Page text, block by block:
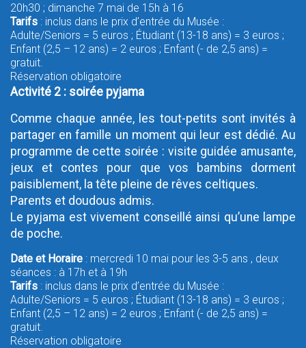
20h30 ; dimanche 7 mai de 15h à 16
Tarifs : inclus dans le prix d’entrée du Musée :
Adulte/Seniors = 5 euros ; Étudiant (13-18 ans) = 3 euros ;
Enfant (2,5 – 12 ans) = 2 euros ; Enfant (- de 2,5 ans) =
gratuit.
Réservation obligatoire
Activité 2 : soirée pyjama
Comme chaque année, les tout-petits sont invités à
partager en famille un moment qui leur est dédié. Au
programme de cette soirée : visite guidée amusante,
jeux et contes pour que vos bambins dorment
paisiblement, la tête pleine de rêves celtiques.
Parents et doudous admis.
Le pyjama est vivement conseillé ainsi qu’une lampe
de poche.
Date et Horaire : mercredi 10 mai pour les 3-5 ans , deux
séances : à 17h et à 19h
Tarifs : inclus dans le prix d’entrée du Musée :
Adulte/Seniors = 5 euros ; Étudiant (13-18 ans) = 3 euros ;
Enfant (2,5 – 12 ans) = 2 euros ; Enfant (- de 2,5 ans) =
gratuit.
Réservation obligatoire